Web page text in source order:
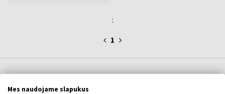
:
1
Mes naudojame slapukus